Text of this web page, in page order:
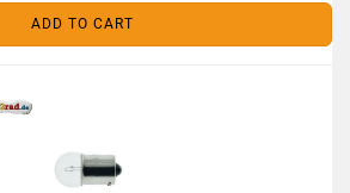
ADD TO CART